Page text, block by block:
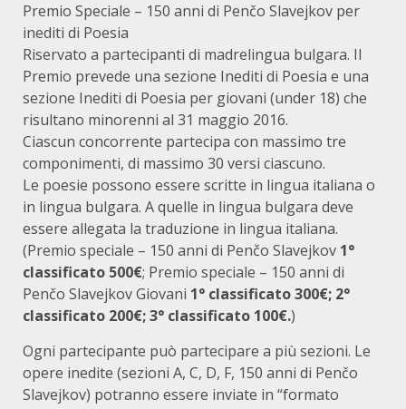
Premio Speciale – 150 anni di Penčo Slavejkov per
inediti di Poesia
Riservato a partecipanti di madrelingua bulgara. Il
Premio prevede una sezione Inediti di Poesia e una
sezione Inediti di Poesia per giovani (under 18) che
risultano minorenni al 31 maggio 2016.
Ciascun concorrente partecipa con massimo tre
componimenti, di massimo 30 versi ciascuno.
Le poesie possono essere scritte in lingua italiana o
in lingua bulgara. A quelle in lingua bulgara deve
essere allegata la traduzione in lingua italiana.
(Premio speciale – 150 anni di Penčo Slavejkov 1°
classificato 500€; Premio speciale – 150 anni di
Penčo Slavejkov Giovani 1° classificato 300€; 2°
classificato 200€; 3° classificato 100€.)
Ogni partecipante può partecipare a più sezioni. Le
opere inedite (sezioni A, C, D, F, 150 anni di Penčo
Slavejkov) potranno essere inviate in “formato